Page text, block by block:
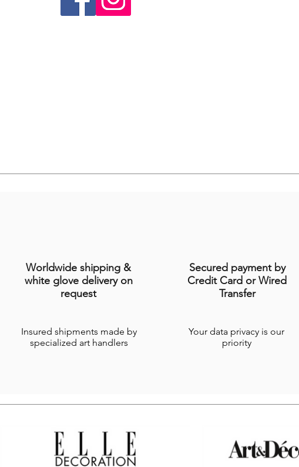
Worldwide shipping &
white glove delivery on
request
Insured shipments made by
specialized art handlers
Secured payment by
Credit Card or Wired
Transfer
Your data privacy is our
priority